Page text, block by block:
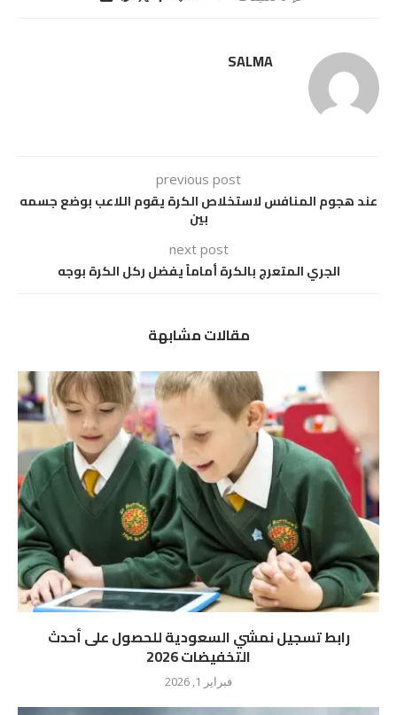
SALMA
previous post
عند هجوم المنافس لاستخلاص الكرة يقوم اللاعب بوضع جسمه
بين
next post
الجري المتعرج بالكرة أماماً يفضل ركل الكرة بوجه
مقالات مشابهة
رابط تسجيل نمشي السعودية للحصول على أحدث
التخفيضات 2026
فبراير 1, 2026